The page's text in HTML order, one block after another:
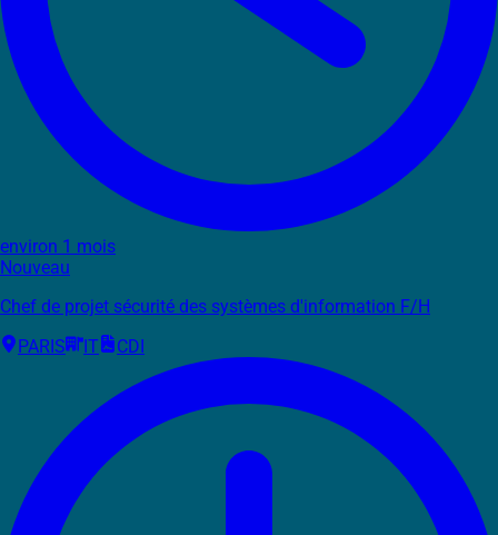
environ 1 mois
Nouveau
Chef de projet sécurité des systèmes d'information F/H
PARIS
IT CDI